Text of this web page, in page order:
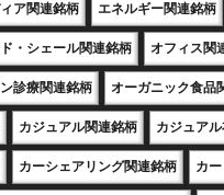
ア関連銘柄 エネルギー関連銘柄
・シェール関連銘柄 オフィス関
診療関連銘柄 オーガニック食品
カジュアル関連銘柄 カジュア
カーシェアリング関連銘柄 カ